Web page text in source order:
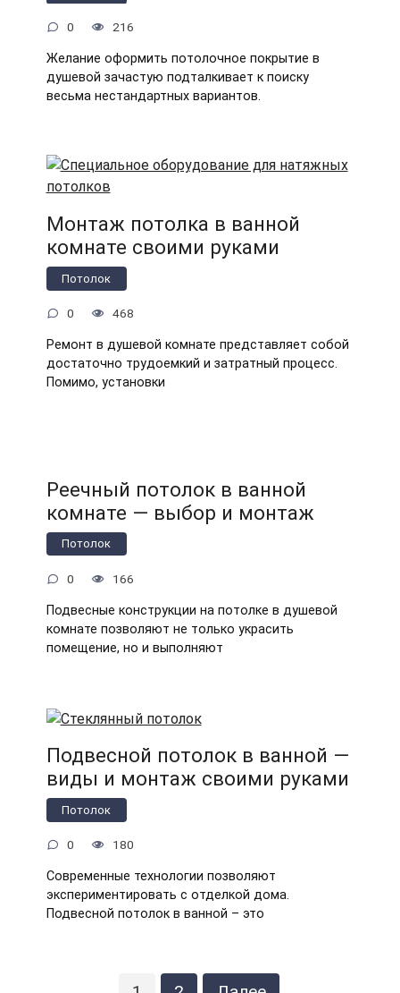
0 216
Желание оформить потолочное покрытие в
душевой зачастую подталкивает к поиску
весьма нестандартных вариантов.
Монтаж потолка в ванной
комнате своими руками
Потолок
0 468
Ремонт в душевой комнате представляет собой
достаточно трудоемкий и затратный процесс.
Помимо, установки
Реечный потолок в ванной
комнате — выбор и монтаж
Потолок
0 166
Подвесные конструкции на потолке в душевой
комнате позволяют не только украсить
помещение, но и выполняют
Подвесной потолок в ванной —
виды и монтаж своими руками
Потолок
0 180
Современные технологии позволяют
экспериментировать с отделкой дома.
Подвесной потолок в ванной – это